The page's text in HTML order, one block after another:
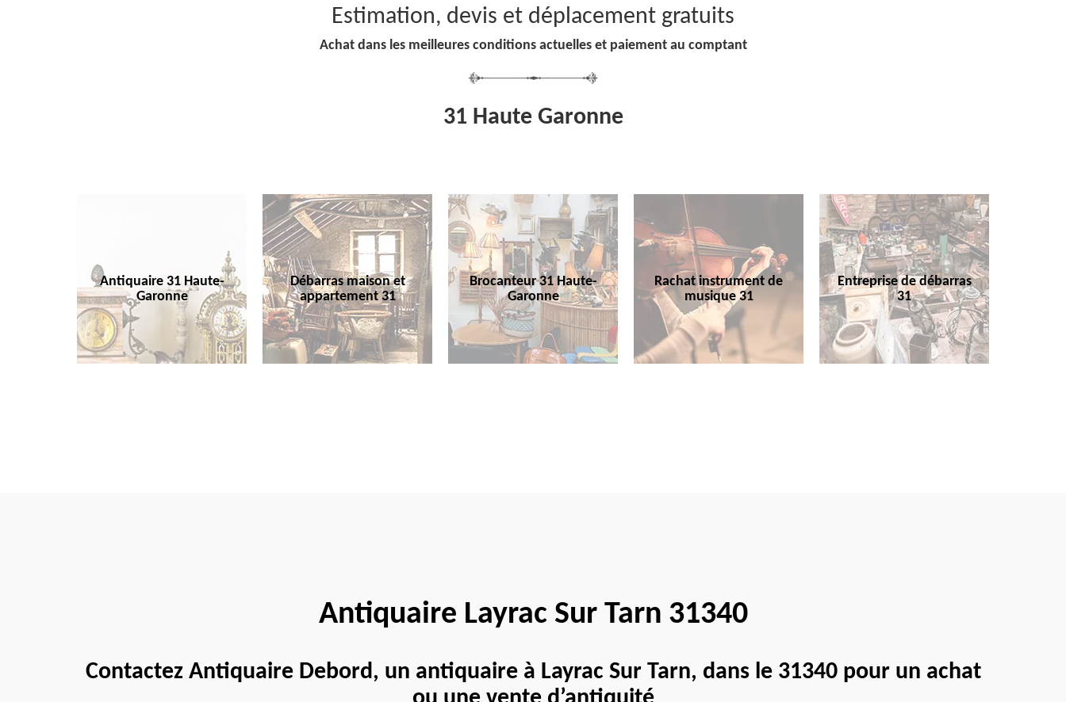
Estimation, devis et déplacement gratuits
Achat dans les meilleures conditions actuelles et paiement au comptant
31 Haute Garonne
Antiquaire 31 Haute-
Garonne
Débarras maison et
appartement 31
Brocanteur 31 Haute-
Garonne
Rachat instrument de
musique 31
Entreprise de débarras
31
Antiquaire Layrac Sur Tarn 31340
Contactez Antiquaire Debord, un antiquaire à Layrac Sur Tarn, dans le 31340 pour un achat